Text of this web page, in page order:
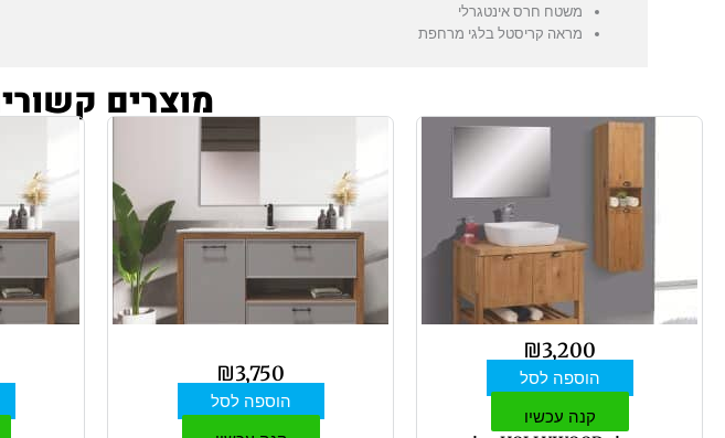
משטח חרס אינטגרלי
מראה קריסטל בלגי מרחפת
מוצרים
₪3,200
הוספה לסל
קנה עכשיו
₪3,750
הוספה לסל